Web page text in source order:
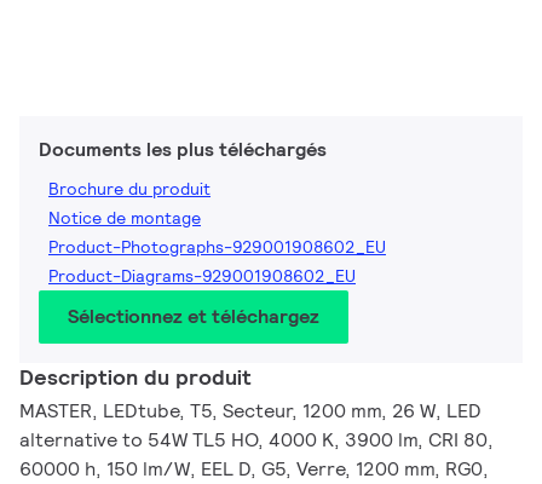
Documents les plus téléchargés
Brochure du produit
Notice de montage
Product-Photographs-929001908602_EU
Product-Diagrams-929001908602_EU
Sélectionnez et téléchargez
Description du produit
MASTER, LEDtube, T5, Secteur, 1200 mm, 26 W, LED
alternative to 54W TL5 HO, 4000 K, 3900 lm, CRI 80,
60000 h, 150 lm/W, EEL D, G5, Verre, 1200 mm, RG0,